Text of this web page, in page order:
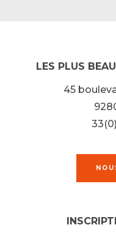
LES PLUS
45